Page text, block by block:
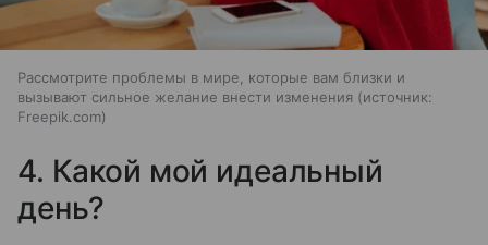
Рассмотрите проблемы в мире, которые вам близки и
вызывают сильное желание внести изменения
источник:
Freepik.com
4. Какой мой идеальный
день?